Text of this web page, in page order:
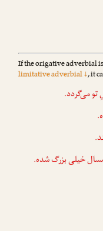
If the origative adverbial
limitative adverbial ↓, it
تو می‌گردد.
خیلی بزرگ شده.